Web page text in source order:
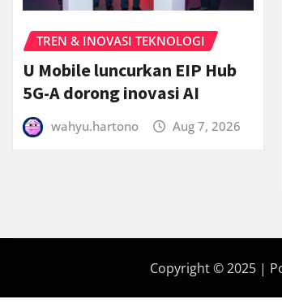
TREN & INOVASI TEKNOLOGI
U Mobile luncurkan EIP Hub
5G-A dorong inovasi AI
wahyu.hartono Aug 7, 2026
Copyright © 2025 |